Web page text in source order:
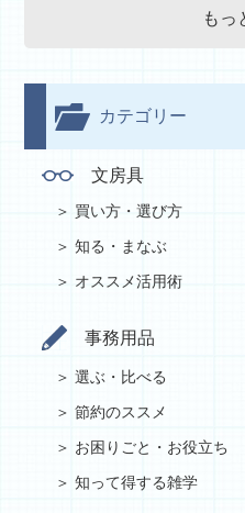
もっ
カテゴリー
文房具
買い方・選び方
知る・まなぶ
オススメ活用術
事務用品
選ぶ・比べる
節約のススメ
お困りごと・お役立ち
知って得する雑学